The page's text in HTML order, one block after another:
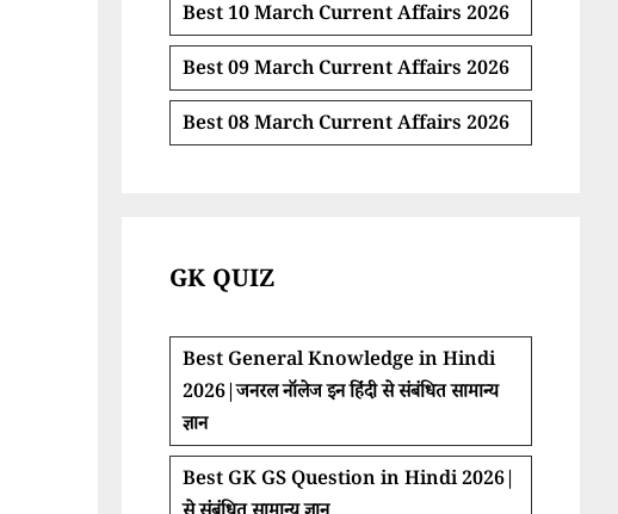
Best 10 March Current Affairs 2026
Best 09 March Current Affairs 2026
Best 08 March Current Affairs 2026
GK QUIZ
Best General Knowledge in Hindi
2026|जनरल नॉलेज इन हिंदी से संबंधित सामान्य
ज्ञान
Best GK GS Question in Hindi 2026|